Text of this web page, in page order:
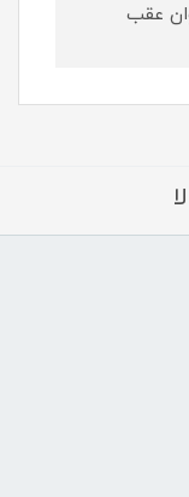
عقب